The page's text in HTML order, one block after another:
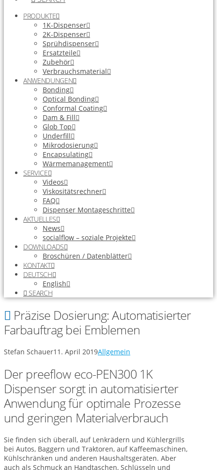
PRODUKTE
1K-Dispenser
2K-Dispenser
Sprühdispenser
Ersatzteile
Zubehör
Verbrauchsmaterial
ANWENDUNGEN
Bonding
Optical Bonding
Conformal Coating
Dam & Fill
Glob Top
Underfill
Mikrodosierung
Encapsulating
Wärmemanagement
SERVICE
Videos
Viskositätsrechner
FAQ
Dispenser Montageschritte
AKTUELLES
News
socialflow – soziale Projekte
DOWNLOADS
Broschüren / Datenblätter
KONTAKT
DEUTSCH
English
SEARCH
Präzise Dosierung: Automatisierter
Farbauftrag bei Emblemen
Stefan Schauer11. April 2019Allgemein
Der preeflow eco-PEN300 1K
Dispenser sorgt in automatisierter
Anwendung für optimale Prozesse
und geringen Materialverbrauch
Sie finden sich überall, auf Lenkrädern und Kühlergrills
bei Autos, Baggern und Traktoren, auf Kaffeemaschinen,
Kühlschränken und anderen Haushaltsgeräten. Aber
auch als Schmuck an Handtaschen, Schlüsseln und